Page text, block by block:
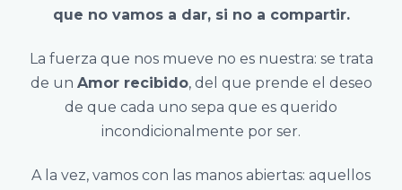
que no vamos a dar, si no a compartir.
La fuerza que nos mueve no es nuestra: se trata
de un Amor recibido, del que prende el deseo
de que cada uno sepa que es querido
incondicionalmente por ser.
A la vez, vamos con las manos abiertas: aquellos